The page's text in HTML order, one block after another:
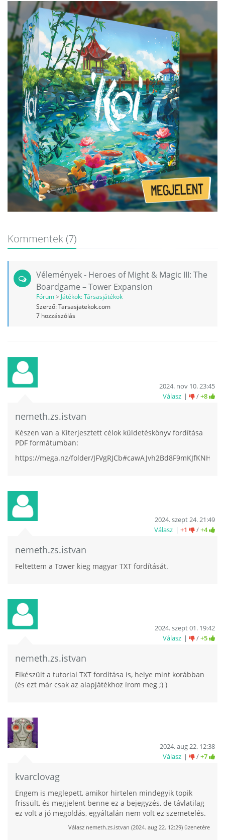
Kommentek(7)
Vélemények - Heroes of Might & Magic III: The
Boardgame – Tower Expansion
Fórum> Játékok: Társasjátékok
Szerző:Tarsasjatekok.com
7 hozzászólás
nemeth.zs.istvan
2024. nov 10. 23:45
Válasz
/+8
Készen van a Kiterjesztett célok küldetéskönyv fordítása
PDF formátumban:
https://mega.nz/folder/
nemeth.zs.istvan
2024. szept 24. 21:49
Válasz
+1 /+4
Feltettem a Tower kieg magyar TXT fordítását.
nemeth.zs.istvan
2024. szept 01. 19:42
Válasz
/+5
Elkészült a tutorial TXT fordítása is, helye mint korábban
(és ezt már csak az alapjátékhoz írom meg ;) )
kvarclovag
2024. aug 22. 12:38
Válasz
/+7
Engem is meglepett, amikor hirtelen mindegyik topik
frissült, és megjelent benne ez a bejegyzés, de távlatilag
ez volt a jó megoldás, egyáltalán nem volt ez szemetelés.
Válasz nemeth.zs.istvan (2024. aug 22. 12:29) üzenetére